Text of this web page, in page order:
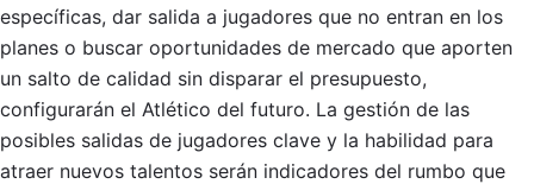
específicas, dar salida a jugadores que no entran en los
planes o buscar oportunidades de mercado que aporten
un salto de calidad sin disparar el presupuesto,
configurarán el Atlético del futuro. La gestión de las
posibles salidas de jugadores clave y la habilidad para
atraer nuevos talentos serán indicadores del rumbo que